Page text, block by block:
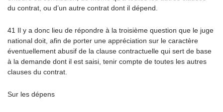
du contrat, ou d’un autre contrat dont il dépend.
41 Il y a donc lieu de répondre à la troisième question que le juge
national doit, afin de porter une appréciation sur le caractère
éventuellement abusif de la clause contractuelle qui sert de base
à la demande dont il est saisi, tenir compte de toutes les autres
clauses du contrat.
Sur les dépens